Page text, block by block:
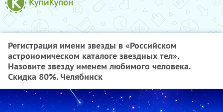
Регистрация имени звезды в «Российском
астрономическом каталоге звездных тел».
Назовите звезду именем любимого человека.
Скидка 80%. Челябинск